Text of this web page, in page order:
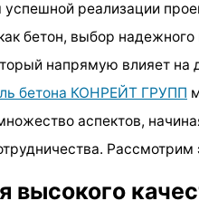
успешной реализации
бетон, выбор
напрямую влияет на
бетона КОНРЕЙТ ГРУПП
аспектов,
высокого